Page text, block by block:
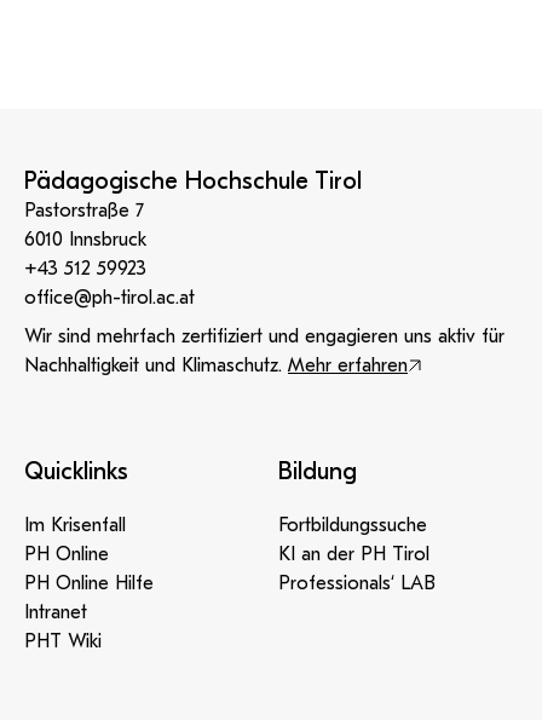
Pädagogische Hochschule Tirol
Pastorstraße 7
6010 Innsbruck
+43 512 59923
office@ph-tirol.ac.at
Wir sind mehrfach zertifiziert und engagieren uns aktiv für
Nachhaltigkeit und Klimaschutz. Mehr erfahren
Quicklinks
Im Krisenfall
PH Online
PH Online Hilfe
Intranet
PHT Wiki
Bildung
Fortbildungssuche
KI an der PH Tirol
Professionals‘ LAB